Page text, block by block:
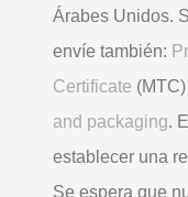
Árabes Unidos.
envíe también:
Certificate (MTC)
and packaging.
establecer una
Se espera que